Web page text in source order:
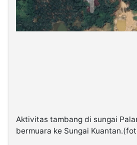
Aktivitas tambang di sungai
bermuara ke Sungai